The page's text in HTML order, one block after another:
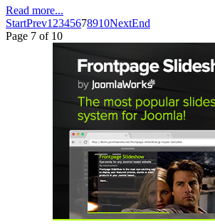
Read more...
StartPrev1 2345678910NextEnd
Page 7 of 10